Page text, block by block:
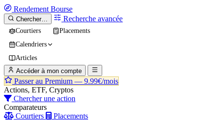
Rendement Bourse
Chercher… Recherche avancée
Courtiers
Placements
Calendriers
Articles
Accéder à mon compte
Passer au Premium — 9.99€/mois
Actions, ETF, Cryptos
Chercher une action
Comparateurs
Courtiers
Placements